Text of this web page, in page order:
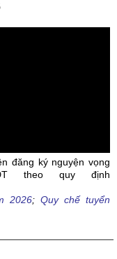
đăng ký nguyện vọng
theo quy định
2026; Quy chế tuyển